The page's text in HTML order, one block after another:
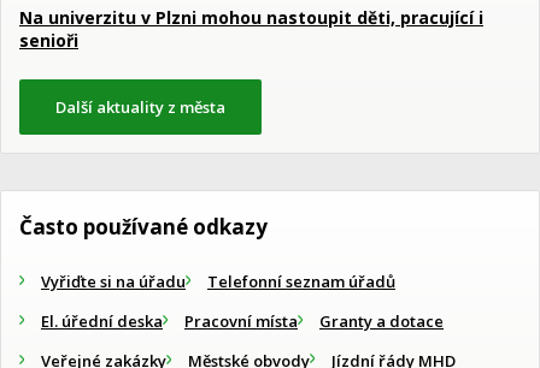
Na univerzitu v Plzni mohou nastoupit děti, pracující i
senioři
Další aktuality z města
Často používané odkazy
Vyřiďte si na úřadu
Telefonní seznam úřadů
El. úřední deska
Pracovní místa
Granty a dotace
Veřejné zakázky
Městské obvody Jízdní řády MHD